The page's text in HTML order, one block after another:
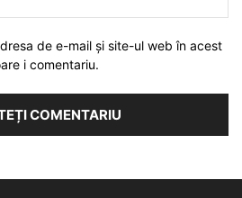
de e-mail și site-ul web în acest
i comentariu.